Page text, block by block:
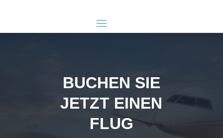
BUCHEN SIE
JETZT EINEN
FLUG